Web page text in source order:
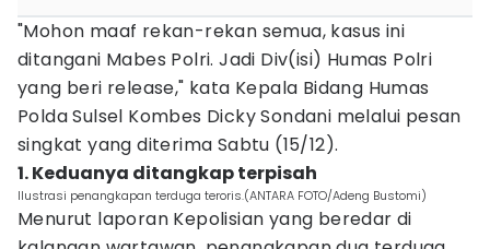
"Mohon maaf rekan-rekan semua, kasus ini
ditangani Mabes Polri. Jadi Div(isi) Humas Polri
yang beri release," kata Kepala Bidang Humas
Polda Sulsel Kombes Dicky Sondani melalui pesan
singkat yang diterima Sabtu (15/12).
1. Keduanya ditangkap terpisah
Ilustrasi penangkapan terduga teroris.(ANTARA FOTO/Adeng Bustomi)
Menurut laporan Kepolisian yang beredar di